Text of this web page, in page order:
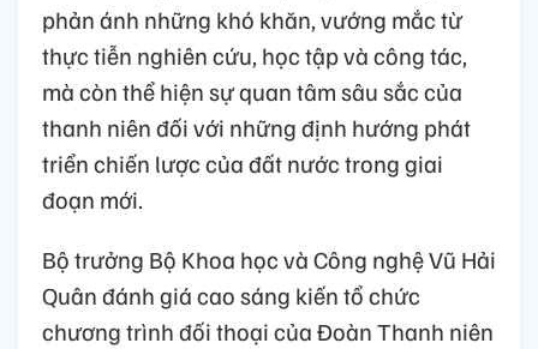
phản ánh những khó khăn, vướng mắc từ
thực tiễn nghiên cứu, học tập và công tác,
mà còn thể hiện sự quan tâm sâu sắc của
thanh niên đối với những định hướng phát
triển chiến lược của đất nước trong giai
đoạn mới.
Bộ trưởng Bộ Khoa học và Công nghệ Vũ Hải
Quân đánh giá cao sáng kiến tổ chức
chương trình đối thoại của Đoàn Thanh niên